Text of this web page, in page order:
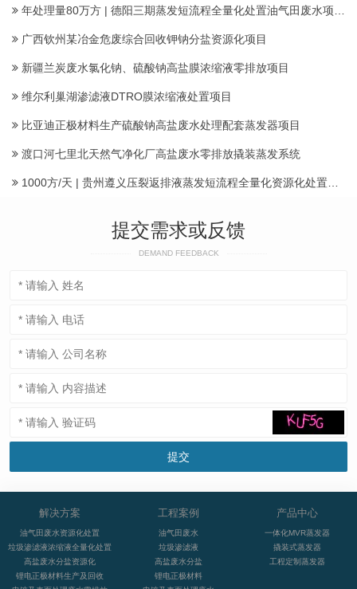
年处理量80万方 | 德阳三期蒸发短流程全量化处置油气田废水项目顺利投产
广西钦州某冶金危废综合回收钾钠分盐资源化项目
新疆兰炭废水氯化钠、硫酸钠高盐膜浓缩液零排放项目
维尔利巢湖渗滤液DTRO膜浓缩液处置项目
比亚迪正极材料生产硫酸钠高盐废水处理配套蒸发器项目
渡口河七里北天然气净化厂高盐废水零排放撬装蒸发系统
1000方/天 | 贵州遵义压裂返排液蒸发短流程全量化资源化处置项目建成投运产水
提交需求或反馈
DEMAND FEEDBACK
解决方案
油气田废水资源化处置
垃圾渗滤液浓缩液全量化处置
高盐废水分盐资源化
锂电正极材料生产及回收
工程案例
油气田废水
垃圾渗滤液
高盐废水分盐
锂电正极材料
产品中心
一体化MVR蒸发器
撬装式蒸发器
工程定制蒸发器